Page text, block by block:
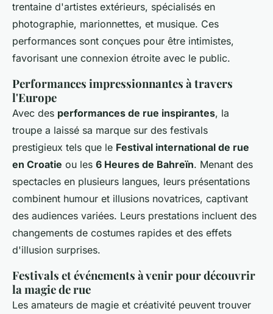
trentaine d'artistes extérieurs, spécialisés en
photographie, marionnettes, et musique. Ces
performances sont conçues pour être intimistes,
favorisant une connexion étroite avec le public.
Performances impressionnantes à travers
l'Europe
Avec des performances de rue inspirantes, la
troupe a laissé sa marque sur des festivals
prestigieux tels que le Festival international de rue
en Croatie ou les 6 Heures de Bahreïn. Menant des
spectacles en plusieurs langues, leurs présentations
combinent humour et illusions novatrices, captivant
des audiences variées. Leurs prestations incluent des
changements de costumes rapides et des effets
d'illusion surprises.
Festivals et événements à venir pour découvrir
la magie de rue
Les amateurs de magie et créativité peuvent trouver